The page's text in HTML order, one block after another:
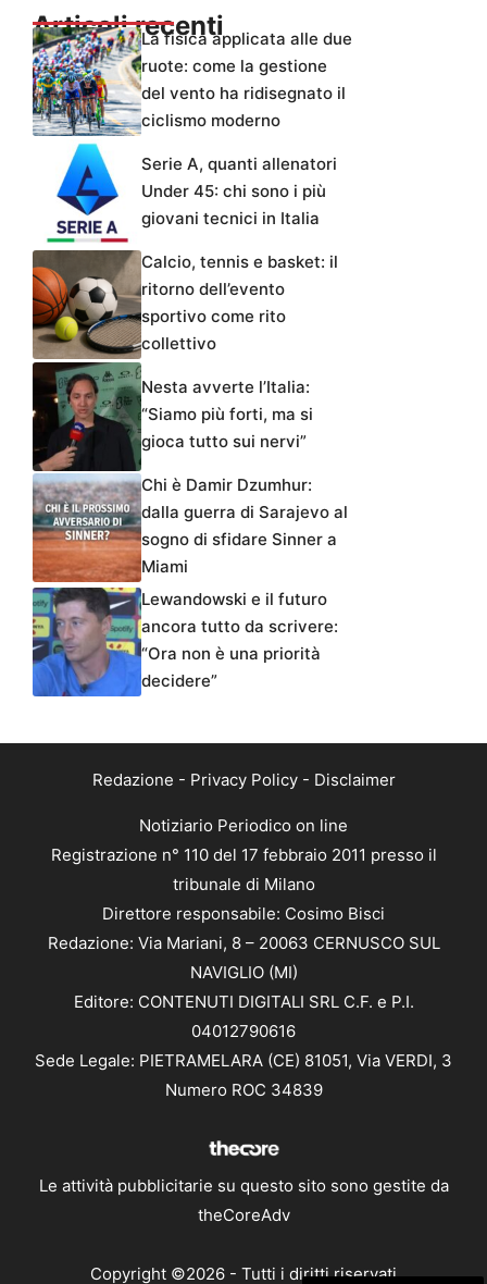
Articoli recentiLa fisica applicata alle due
ruote: come la gestione
del vento ha ridisegnato il
ciclismo moderno
Serie A, quanti allenatori
Under 45: chi sono i più
giovani tecnici in Italia
Calcio, tennis e basket: il
ritorno dell’evento
sportivo come rito
collettivo
Nesta avverte l’Italia:
“Siamo più forti, ma si
gioca tutto sui nervi”
Chi è Damir Dzumhur:
dalla guerra di Sarajevo al
sogno di sfidare Sinner a
Miami
Lewandowski e il futuro
ancora tutto da scrivere:
“Ora non è una priorità
decidere”
Redazione - Privacy Policy- Disclaimer
Notiziario Periodico on line
Registrazione n° 110 del 17 febbraio 2011 presso il
tribunale di Milano
Direttore responsabile: Cosimo Bisci
Redazione: Via Mariani, 8 – 20063 CERNUSCO SUL
NAVIGLIO (MI)
Editore: CONTENUTI DIGITALI SRL C.F. e P.I.
04012790616
Sede Legale: PIETRAMELARA (CE) 81051, Via VERDI, 3
Numero ROC 34839
Le attività pubblicitarie su questo sito sono gestite da
theCoreAdv
Copyright ©2026 - Tutti i diritti riservati